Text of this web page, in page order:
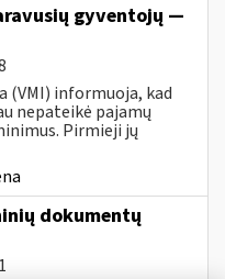
gyventojų —
(VMI) informuoja, kad
nepateikė pajamų
Pirmieji jų
dokumentų